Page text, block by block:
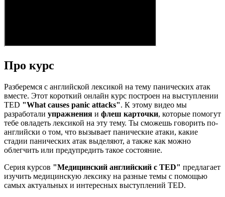
Про курс
Разберемся с английской лексикой на тему панических атак
вместе. Этот короткий онлайн курс построен на выступлении
TED "What causes panic attacks". К этому видео мы
разработали упражнения и флеш карточки, которые помогут
тебе овладеть лексикой на эту тему. Ты сможешь говорить по-
английски о том, что вызывает панические атаки, какие
стадии панических атак выделяют, а также как можно
облегчить или предупредить такое состояние.
Серия курсов "Медицинский английский с TED" предлагает
изучить медицинскую лексику на разные темы с помощью
самых актуальных и интересных выступлений TED.